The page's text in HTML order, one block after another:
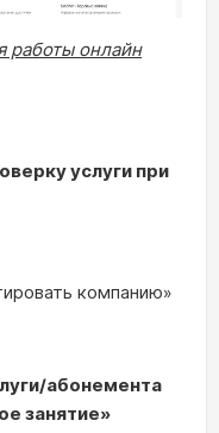
работы онлайн
услуги при
компанию»
абонемента
занятие»